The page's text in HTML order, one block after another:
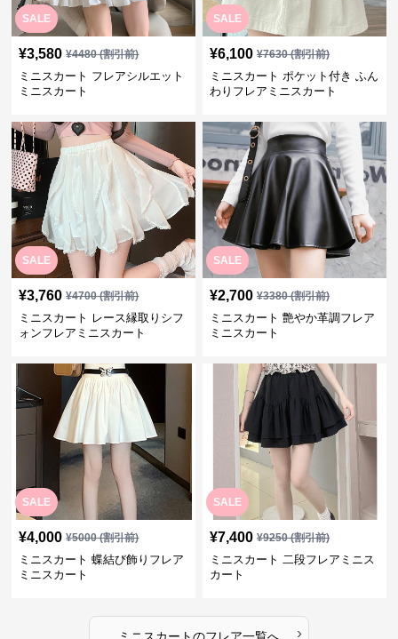
SALE
¥3,580 ¥4480(割引前)
ミニスカート フレアシルエット
ミニスカート
SALE
¥6,100 ¥7630(割引前)
ミニスカート ポケット付き ふん
わりフレアミニスカート
SALE
¥3,760 ¥4700(割引前)
ミニスカート レース縁取りシフ
ォンフレアミニスカート
SALE
¥2,700 ¥3380(割引前)
ミニスカート 艶やか革調フレア
ミニスカート
SALE
¥4,000 ¥5000(割引前)
ミニスカート 蝶結び飾りフレア
ミニスカート
SALE
¥7,400 ¥9250(割引前)
ミニスカート 二段フレアミニス
カート
›